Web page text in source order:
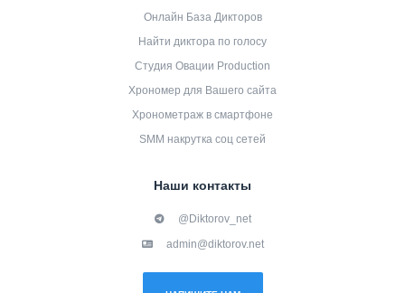
Онлайн База Дикторов
Найти диктора по голосу
Студия Овации Production
Хрономер для Вашего сайта
Хронометраж в смартфоне
SMM накрутка соц сетей
Наши контакты
@Diktorov_net
admin@diktorov.net